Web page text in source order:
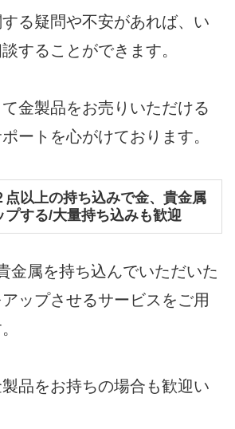
る疑問や不安があれば、い
することができます。
金製品をお売りいただける
ートを心がけております。
点以上の持ち込みで金、貴金属
プする/大量持ち込みも歓迎
金属を持ち込んでいただいた
ップさせるサービスをご用
品をお持ちの場合も歓迎い